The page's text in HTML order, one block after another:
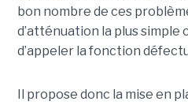
bon nombre de ces
d’atténuation la plus simple
d’appeler la fonction
Il propose donc la mise en